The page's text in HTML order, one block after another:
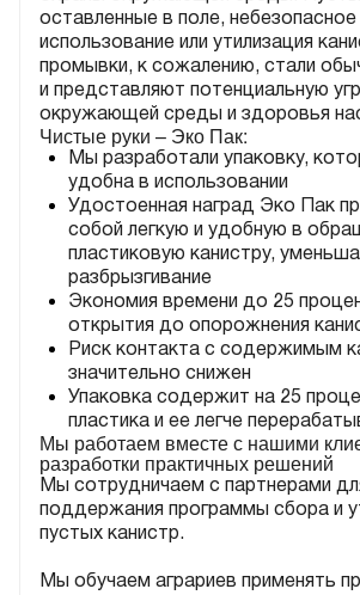
оставленные в поле,
использование или утилизация
промывки, к сожалению, стали
и представляют потенциальную
окружающей среды и здоровья
Чистые руки – Эко Пак:
Мы разработали упаковку,
удобна в использовании
Удостоенная наград Эко Пак
собой легкую и удобную в
пластиковую канистру,
разбрызгивание
Экономия времени до 25
открытия до опорожнения
Риск контакта с содержимым
значительно снижен
Упаковка содержит на 25
пластика и ее легче
Мы работаем вместе с нашими
разработки практичных решений
Мы сотрудничаем с партнерами
поддержания программы сбора и
пустых канистр.
Мы обучаем аграриев применять